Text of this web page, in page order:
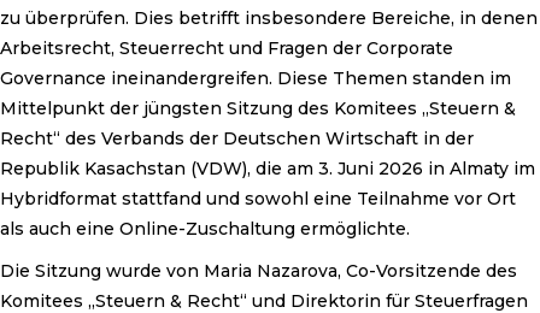
zu überprüfen. Dies betrifft insbesondere Bereiche, in denen
Arbeitsrecht, Steuerrecht und Fragen der Corporate
Governance ineinandergreifen. Diese Themen standen im
Mittelpunkt der jüngsten Sitzung des Komitees „Steuern &
Recht“ des Verbands der Deutschen Wirtschaft in der
Republik Kasachstan (VDW), die am 3. Juni 2026 in Almaty im
Hybridformat stattfand und sowohl eine Teilnahme vor Ort
als auch eine Online-Zuschaltung ermöglichte.
Die Sitzung wurde von Maria Nazarova, Co-Vorsitzende des
Komitees „Steuern & Recht“ und Direktorin für Steuerfragen